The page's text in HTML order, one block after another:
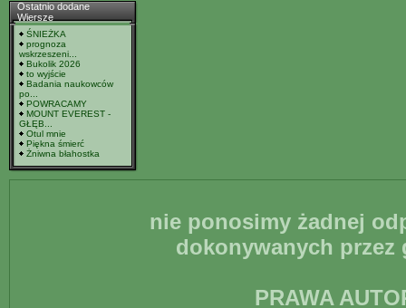
Ostatnio dodane
Wiersze
ŚNIEŻKA
prognoza
wskrzeszeni...
Bukolik 2026
to wyjście
Badania naukowców
po...
POWRACAMY
MOUNT EVEREST -
GŁĘB...
Otul mnie
Piękna śmierć
Żniwna błahostka
nie ponosimy żadnej
dokonywanych
PRAWA